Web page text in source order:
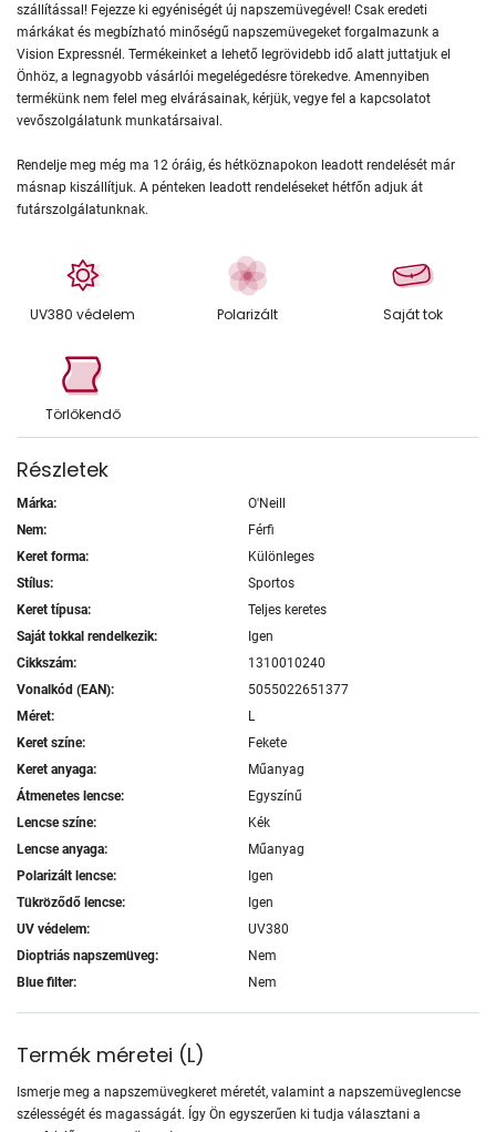
szállítással! Fejezze ki egyéniségét új napszemüvegével! Csak eredeti
márkákat és megbízható minőségű napszemüvegeket forgalmazunk a
Vision Expressnél. Termékeinket a lehető legrövidebb idő alatt juttatjuk el
Önhöz, a legnagyobb vásárlói megelégedésre törekedve. Amennyiben
termékünk nem felel meg elvárásainak, kérjük, vegye fel a kapcsolatot
vevőszolgálatunk munkatársaival.
Rendelje meg még ma 12 óráig, és hétköznapokon leadott rendelését már
másnap kiszállítjuk. A pénteken leadott rendeléseket hétfőn adjuk át
futárszolgálatunknak.
UV380 védelem Polarizált Saját tok
Törlőkendő
Részletek
Márka:
O'Neill
Nem:
Férfi
Keret forma:
Különleges
Stílus:
Sportos
Keret típusa:
Teljes keretes
Saját tokkal rendelkezik:
Igen
Cikkszám:
1310010240
Vonalkód (EAN):
5055022651377
Méret:
L
Keret színe:
Fekete
Keret anyaga:
Műanyag
Átmenetes lencse:
Egyszínű
Lencse színe:
Kék
Lencse anyaga:
Műanyag
Polarizált lencse:
Igen
Tükröződő lencse:
Igen
UV védelem:
UV380
Dioptriás napszemüveg:
Nem
Blue filter:
Nem
Termék méretei (L)
Ismerje meg a napszemüvegkeret méretét, valamint a napszemüveglencse
szélességét és magasságát. Így Ön egyszerűen ki tudja választani a